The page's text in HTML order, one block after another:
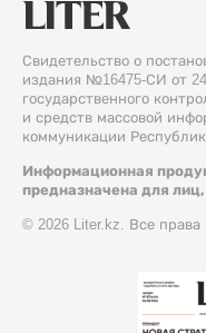
Свидетельство о
издания №16475-СИ от
государственного
и средств массовой
коммуникации
Информационная
предназначена для
© 2026 Liter.kz. Все